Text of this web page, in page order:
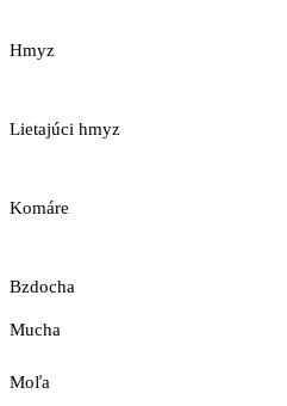
Hmyz
Lietajúci hmyz
Komáre
Bzdocha
Mucha
Moľa